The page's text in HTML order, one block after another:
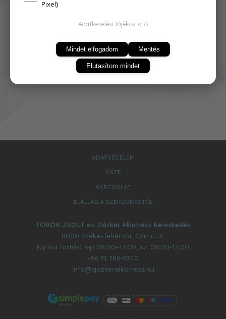
4 700 Ft
KOSÁRBA
ADATVÉDELEM
ÁSZF
KAPCSOLAT
ELÁLLÁS A SZERZŐDÉSTŐL
TÖRÖK ZSOLT ev. Gázker Alkatrész kereskedés
8000 Székesfehérvár, Gáz út 3.
Nyitva tartás: h-p 08:00–17:00, sz: 08:00-12:00
+36 31 786-3340
info@gazkeralkatresz.hu
Pixel)
Adatkezelési tájékoztató
Mindet elfogadom Mentés
Elutasítom mindet